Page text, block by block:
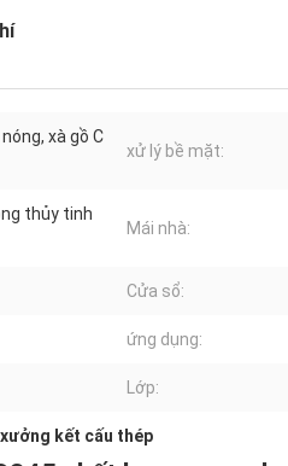
xà gồ C
xử lý bề mặt:
thủy tinh
Mái nhà:
Cửa sổ:
ứng dụng:
Lớp:
xưởng kết cấu thép